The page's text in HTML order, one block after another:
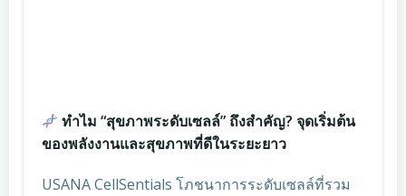
ทำไม “สุขภาพระดับเซลล์” ถึงสำคัญ? จุดเริ่มต้น
ของพลังงานและสุขภาพที่ดีในระยะยาว
USANA CellSentials โภชนาการระดับเซลล์ที่รวม